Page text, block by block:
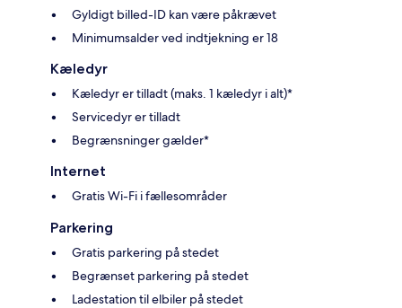
Gyldigt billed-ID kan være påkrævet
Minimumsalder ved indtjekning er 18
Kæledyr
Kæledyr er tilladt (maks. 1 kæledyr i alt)*
Servicedyr er tilladt
Begrænsninger gælder*
Internet
Gratis Wi-Fi i fællesområder
Parkering
Gratis parkering på stedet
Begrænset parkering på stedet
Ladestation til elbiler på stedet